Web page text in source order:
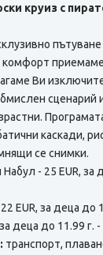
круиз с
пътуване
комфорт
Ви
сценарий
каскади,
се снимки.
- 25 EUR, за
EUR, за деца до
деца до 11.99 г. -
транспорт,